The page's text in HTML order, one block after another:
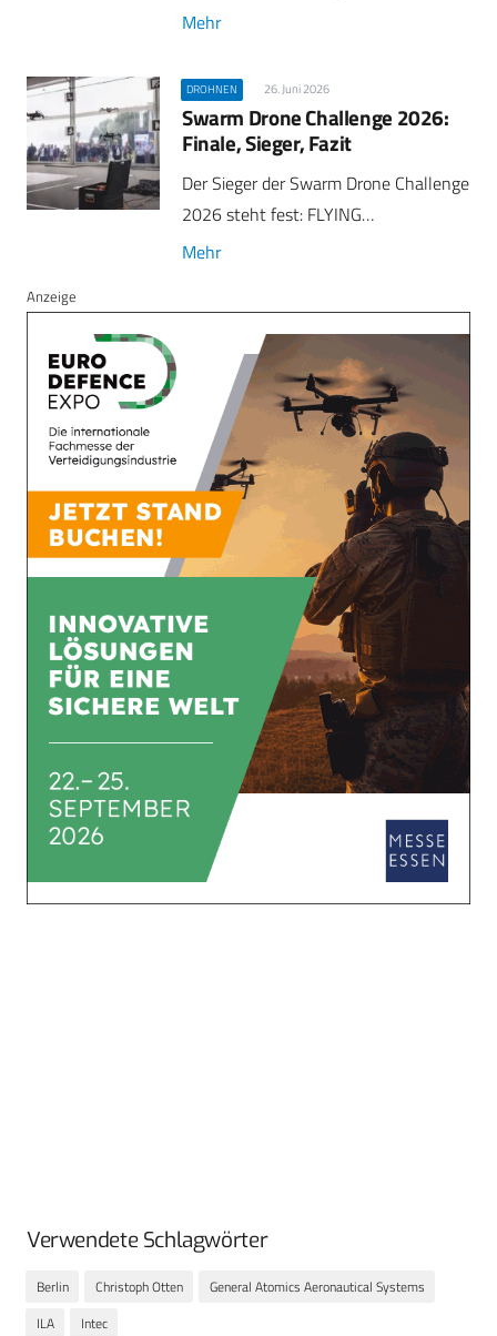
Mehr
DROHNEN 26. Juni 2026
Swarm Drone Challenge 2026:
Finale, Sieger, Fazit
Der Sieger der Swarm Drone Challenge
2026 steht fest: FLYING…
Mehr
Anzeige
Verwendete Schlagwörter
Berlin Christoph Otten
General Atomics Aeronautical Systems
ILA
Intec